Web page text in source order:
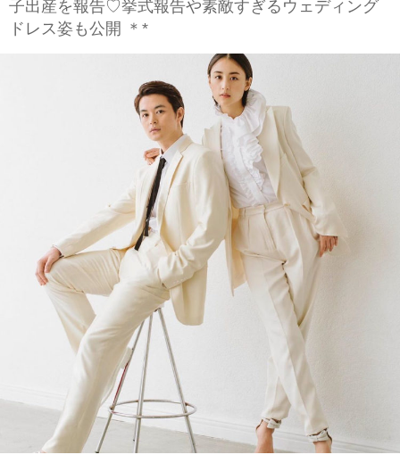
子出産を報告♡挙式報告や素敵すぎるウェディング
ドレス姿も公開 ＊*